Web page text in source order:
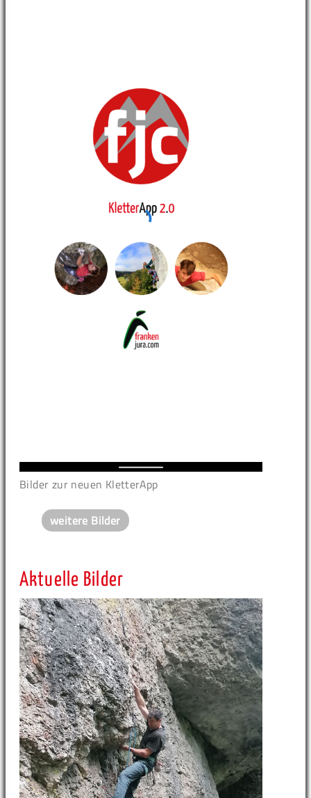
Bilder zur neuen KletterApp
weitere Bilder
Aktuelle Bilder